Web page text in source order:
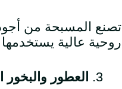
تصنع المسبحة من
روحية عالية
العطور والبخور